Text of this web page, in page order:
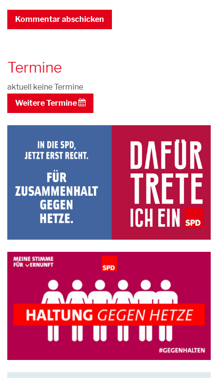
Termine
aktuell keine Termine
Weitere Termine